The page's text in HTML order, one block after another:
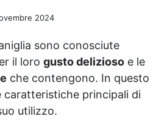
2024
sono conosciute
il loro gusto delizioso e le
che contengono. In questo
caratteristiche principali di
utilizzo.